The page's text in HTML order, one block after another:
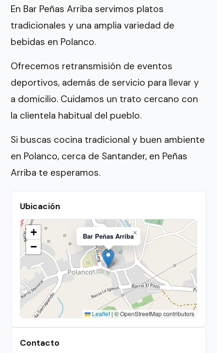
En Bar Peñas Arriba servimos platos
tradicionales y una amplia variedad de
bebidas en Polanco.
Ofrecemos retransmisión de eventos
deportivos, además de servicio para llevar y
a domicilio. Cuidamos un trato cercano con
la clientela habitual del pueblo.
Si buscas cocina tradicional y buen ambiente
en Polanco, cerca de Santander, en Peñas
Arriba te esperamos.
Ubicación
Bar Peñas Arriba×
+
−
Leaflet | © OpenStreetMap contributors
Contacto